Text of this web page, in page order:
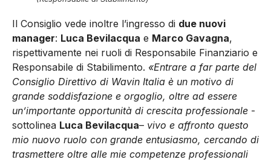
Il Consiglio vede inoltre l’ingresso di due nuovi
manager: Luca Bevilacqua e Marco Gavagna,
rispettivamente nei ruoli di Responsabile Finanziario e
Responsabile di Stabilimento. «Entrare a far parte del
Consiglio Direttivo di Wavin Italia è un motivo di
grande soddisfazione e orgoglio, oltre ad essere
un’importante opportunità di crescita professionale -
sottolinea Luca Bevilacqua– vivo e affronto questo
mio nuovo ruolo con grande entusiasmo, cercando di
trasmettere oltre alle mie competenze professionali